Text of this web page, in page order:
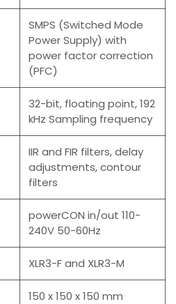
SMPS (Switched Mode
Power Supply) with
power factor correction
(PFC)
32-bit, floating point, 192
kHz Sampling frequency
IIR and FIR filters, delay
adjustments, contour
filters
powerCON in/out 110-
240V 50-60Hz
XLR3-F and XLR3-M
150 x 150 x 150 mm